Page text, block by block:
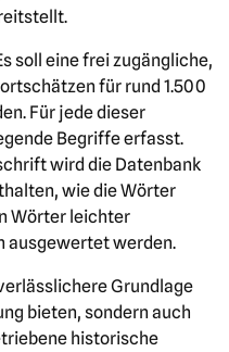
soll eine frei zugängliche,
für rund 1.500
Für jede dieser
Begriffe erfasst.
wird die Datenbank
wie die Wörter
Wörter leichter
ausgewertet werden.
Grundlage
bieten, sondern auch
historische